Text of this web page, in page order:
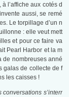
l’affiche aux cotés d
aussi, se remé
Le torpillage d’un n
: elle veut mett
et pour ce faire va
Pearl Harbor et la m
de nombreuses anné
galas de collecte de f
les caisses !
s’interr